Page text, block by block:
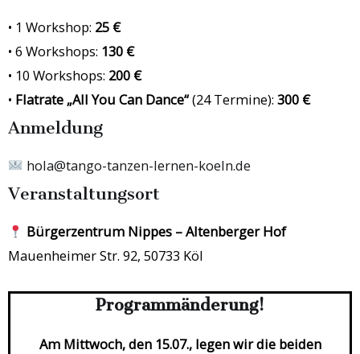
• 1 Workshop: 25 €
• 6 Workshops: 130 €
• 10 Workshops: 200 €
• Flatrate „All You Can Dance“(24 Termine): 300 €
Anmeldung
hola@tango-tanzen-lernen-koeln.de
Veranstaltungsort
Bürgerzentrum Nippes – Altenberger Hof
Mauenheimer Str. 92, 50733 Köl
Programmänderung!
Am Mittwoch, den 15.07., legen wir die beiden